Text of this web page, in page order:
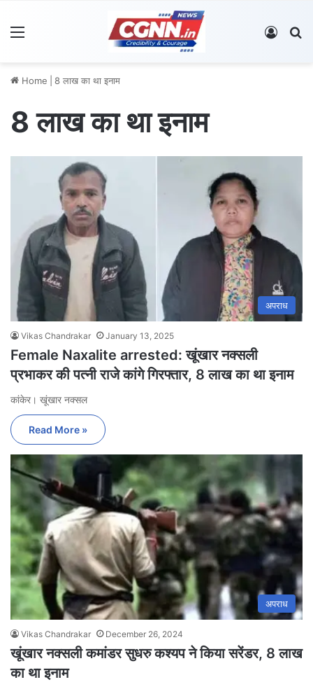
Log In
Home 8 लाख का था इनाम
8 लाख का था इनाम
अपराध
Vikas Chandrakar January 13, 2025
Female Naxalite arrested: खूंखार नक्सली
प्रभाकर की पत्नी राजे कांगे गिरफ्तार, 8 लाख का था इनाम
कांकेर। खूंखार नक्सल
Read More »
अपराध
Vikas Chandrakar December 26, 2024
खूंखार नक्सली कमांडर सुधरु कश्यप ने किया सरेंडर, 8 लाख
का था इनाम